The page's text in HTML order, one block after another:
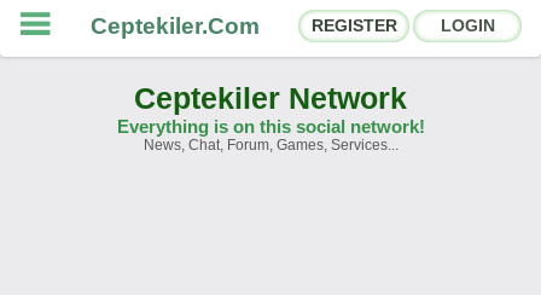
Ceptekiler.Com REGISTER LOGIN
Ceptekiler Network
Everything is on this social network!
News, Chat, Forum, Games, Services...